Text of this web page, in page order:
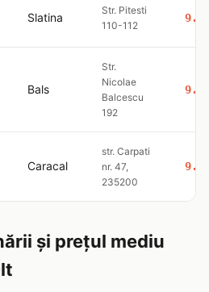
Slatina
Str. Pitesti
110-112
Bals
Str.
Nicolae
Balcescu
192
Caracal
str. Carpati
nr. 47,
235200
și prețul mediu